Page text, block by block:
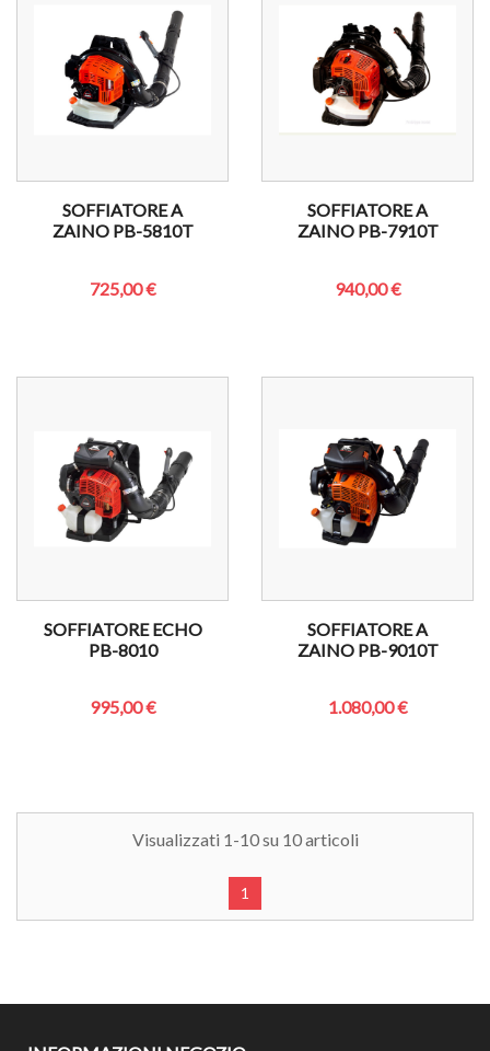
SOFFIATORE A
ZAINO PB-5810T
725,00 €
SOFFIATORE A
ZAINO PB-7910T
940,00 €
SOFFIATORE ECHO
PB-8010
995,00 €
SOFFIATORE A
ZAINO PB-9010T
1.080,00 €
Visualizzati 1-10 su 10 articoli
1